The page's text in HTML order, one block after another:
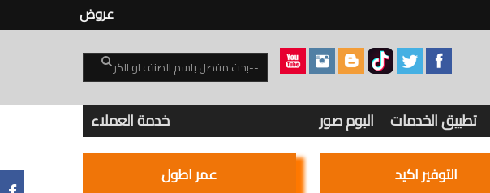
عروض
تطبيق الخدمات البوم صور خدمة العملاء
التوفير اكيد عمر اطول